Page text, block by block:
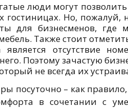
люди могут
гостиницах. Но, пожалуй,
для бизнесменов,
Также стоит
отсутствие
Поэтому зачастую
не всегда их
посуточно – как
в сочетании с